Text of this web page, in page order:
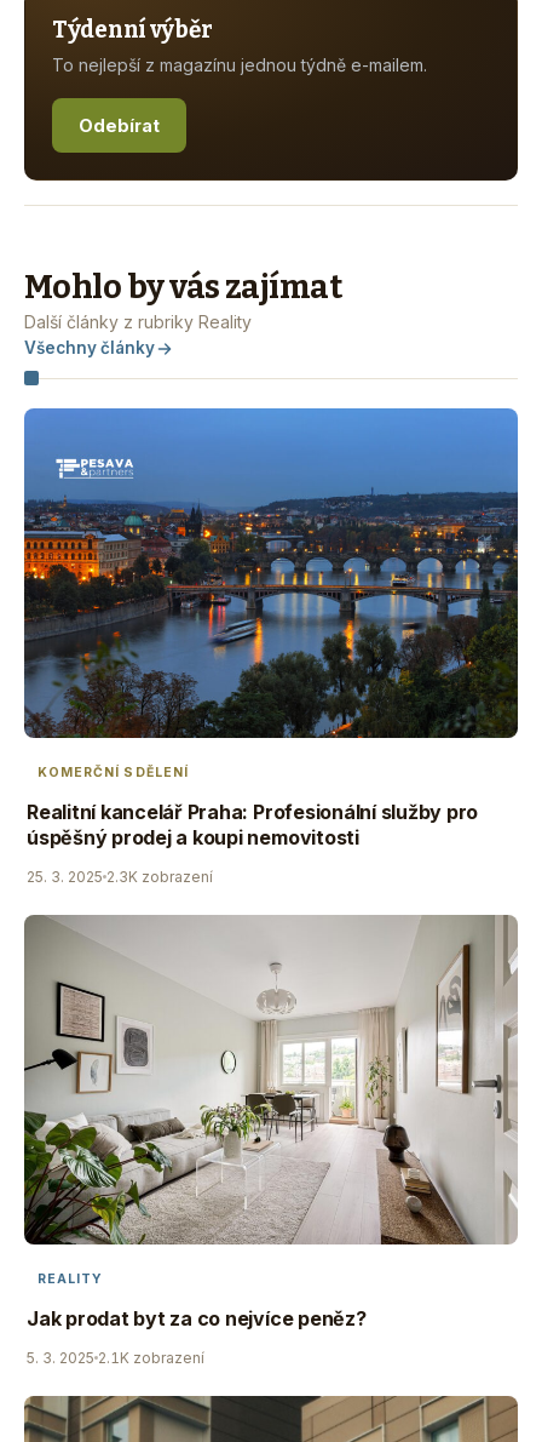
Týdenní výběr
To nejlepší z magazínu jednou týdně e-mailem.
Odebírat
Mohlo by vás zajímat
Další články z rubriky Reality
Všechny články
KOMERČNÍ SDĚLENÍ
Realitní kancelář Praha: Profesionální služby pro
úspěšný prodej a koupi nemovitosti
25. 3. 2025 2.3K zobrazení
REALITY
Jak prodat byt za co nejvíce peněz?
5. 3. 2025 2.1K zobrazení